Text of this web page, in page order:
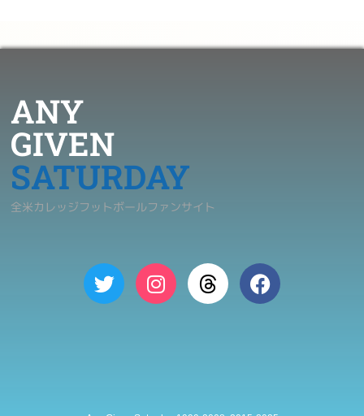
ANY
GIVEN
SATURDAY
全米カレッジフットボールファンサイト